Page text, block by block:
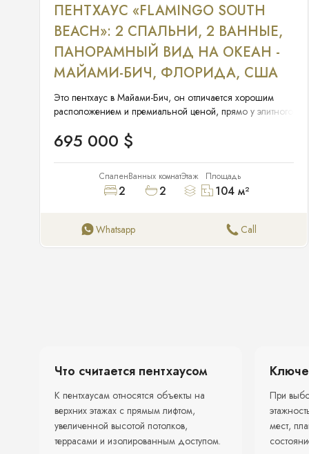
ПЕНТХАУС «FLAMINGO SOUTH
BEACH»: 2 СПАЛЬНИ, 2 ВАННЫЕ,
ПАНОРАМНЫЙ ВИД НА ОКЕАН -
МАЙАМИ-БИЧ, ФЛОРИДА, США
Это пентхаус в Майами-Бич, он отличается хорошим
расположением и премиальной ценой, прямо у элитного
роскошном пентхаусе.
695 000 $
Спален
2
Ванных комнат
2
Этаж Площадь
104 м²
Whatsapp Call
Что считается пентхаусом
К пентхаусам относятся объекты на
верхних этажах с прямым лифтом,
увеличенной высотой потолков,
террасами и изолированным доступом.
При
мест,